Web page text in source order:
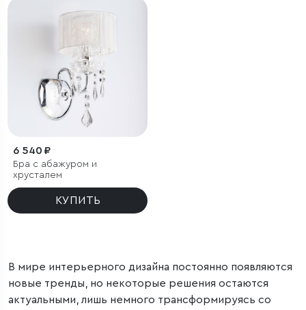
6 540 ₽
Бра с абажуром и
хрусталем
КУПИТЬ
В мире интерьерного дизайна постоянно появляются
новые тренды, но некоторые решения остаются
актуальными, лишь немного трансформируясь со